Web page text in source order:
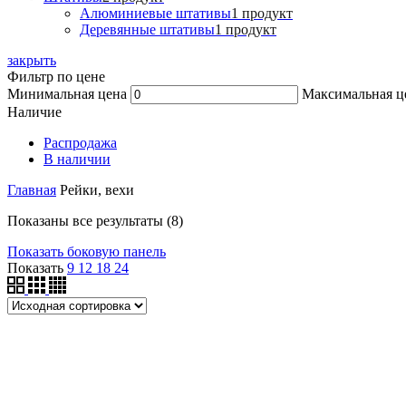
Алюминиевые штативы1 продукт
Деревянные штативы1 продукт
закрыть
Фильтр по цене
Минимальная цена
Максимальная
Наличие
Распродажа
В наличии
Главная Рейки, вехи
Показаны все результаты (8)
Показать боковую панель
Показать 9 12 18 24